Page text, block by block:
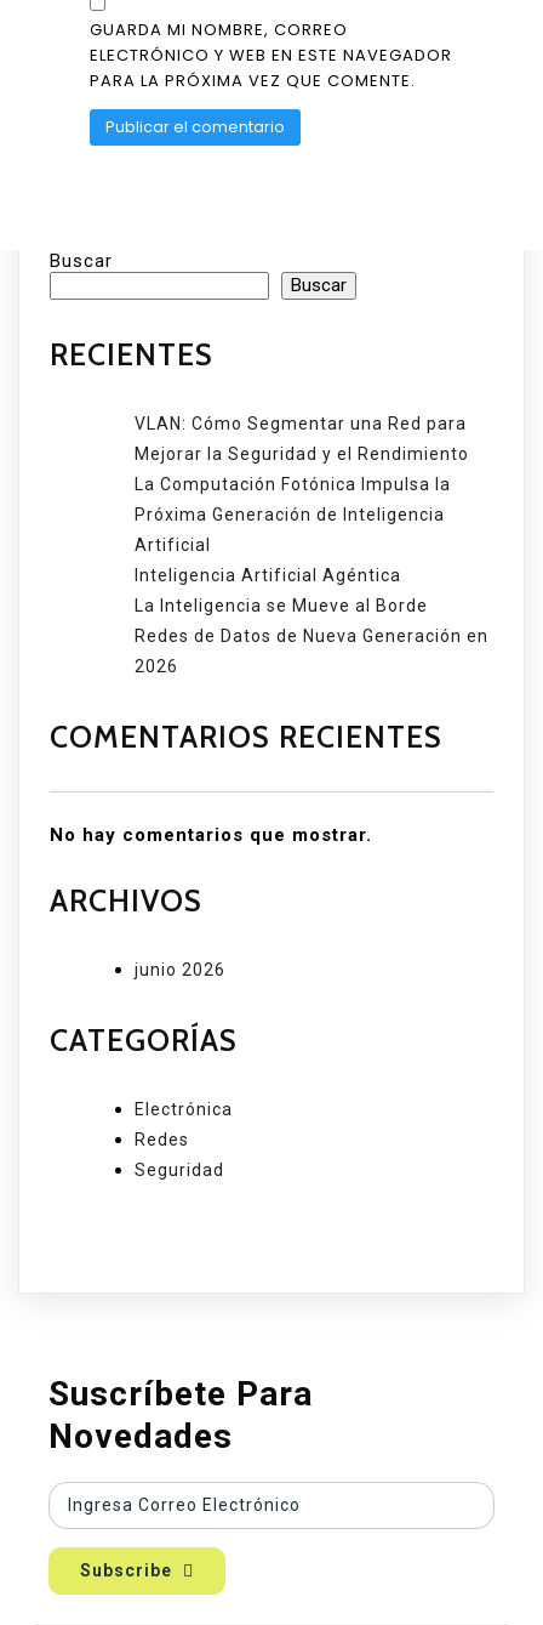
GUARDA MI NOMBRE, CORREO
ELECTRÓNICO Y WEB EN ESTE NAVEGADOR
PARA LA PRÓXIMA VEZ QUE COMENTE.
Buscar
Buscar
RECIENTES
VLAN: Cómo Segmentar una Red para
Mejorar la Seguridad y el Rendimiento
La Computación Fotónica Impulsa la
Próxima Generación de Inteligencia
Artificial
Inteligencia Artificial Agéntica
La Inteligencia se Mueve al Borde
Redes de Datos de Nueva Generación en
2026
COMENTARIOS RECIENTES
No hay comentarios que mostrar.
ARCHIVOS
junio 2026
CATEGORÍAS
Electrónica
Redes
Seguridad
Suscríbete Para
Novedades
Subscribe